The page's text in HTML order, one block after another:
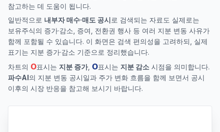
참고하는 데 도움이 됩니다.
일반적으로 내부자 매수·매도 공시로 검색되는 자료도 실제로는
보유주식의 증가·감소, 증여, 전환권 행사 등 여러 지분 변동 사유가
함께 포함될 수 있습니다. 이 화면은 검색 편의성을 고려하되, 실제
표기는 지분 증가·감소 기준으로 정리했습니다.
차트의 O표시는 지분 증가, O표시는 지분 감소 시점을 의미합니다.
파수AI의 지분 변동 공시일과 주가 변화 흐름을 함께 보면서 공시
이후의 시장 반응을 참고해 보시기 바랍니다.